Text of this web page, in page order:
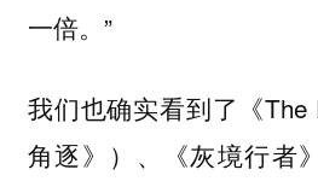
一倍。”
我们也确实看到了《The
角逐》）、《灰境行者